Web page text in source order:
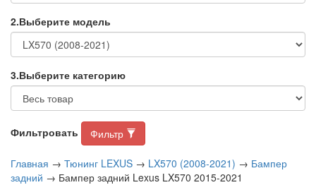
2.Выберите модель
3.Выберите категорию
Фильтровать Фильтр
Главная → Тюнинг LEXUS → LX570 (2008-2021) → Бампер
задний → Бампер задний Lexus LX570 2015-2021